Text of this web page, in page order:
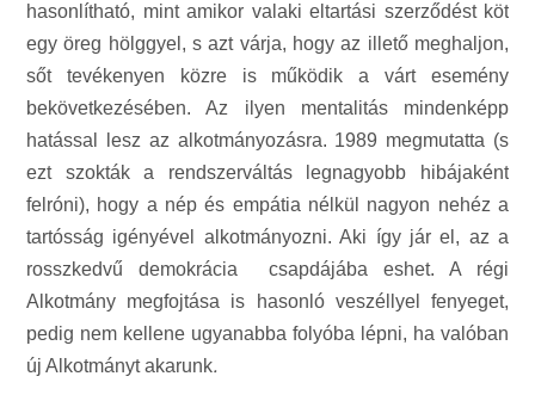
hasonlítható, mint amikor valaki eltartási szerződést köt
egy öreg hölggyel, s azt várja, hogy az illető meghaljon,
sőt tevékenyen közre is működik a várt esemény
bekövetkezésében. Az ilyen mentalitás mindenképp
hatással lesz az alkotmányozásra. 1989 megmutatta (s
ezt szokták a rendszerváltás legnagyobb hibájaként
felróni), hogy a nép és empátia nélkül nagyon nehéz a
tartósság igényével alkotmányozni. Aki így jár el, az a
rosszkedvű demokrácia csapdájába eshet. A régi
Alkotmány megfojtása is hasonló veszéllyel fenyeget,
pedig nem kellene ugyanabba folyóba lépni, ha valóban
új Alkotmányt akarunk.